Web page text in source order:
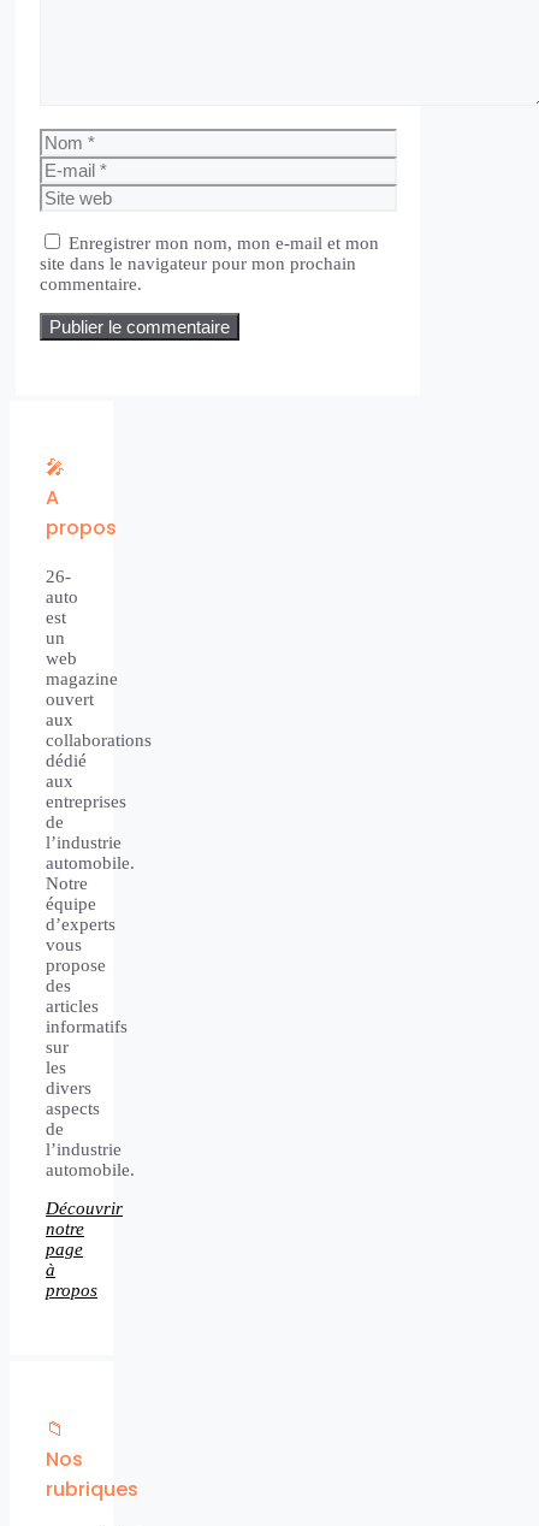
Nom
E-
mail
Site
web
Enregistrer mon nom, mon e-mail et mon
site dans le navigateur pour mon prochain
commentaire.
🎤
A
propos
26-
auto
est
un
web
magazine
ouvert
aux
collaborations
dédié
aux
entreprises
de
l’industrie
automobile.
Notre
équipe
d’experts
vous
propose
des
articles
informatifs
sur
les
divers
aspects
de
l’industrie
automobile.
Découvrir
notre
page
à
propos
📁
Nos
rubriques